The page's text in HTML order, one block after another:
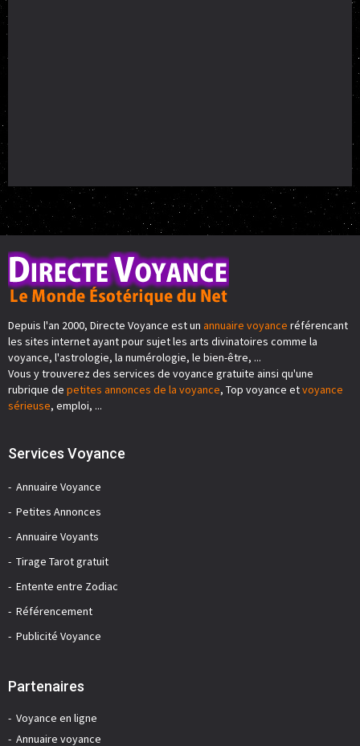
Depuis l'an 2000, Directe Voyance est un annuaire voyance référencant
les sites internet ayant pour sujet les arts divinatoires comme la
voyance, l'astrologie, la numérologie, le bien-être, ...
Vous y trouverez des services de voyance gratuite ainsi qu'une
rubrique de petites annonces de la voyance, Top voyance etvoyance
sérieuse, emploi, ...
Services Voyance
Annuaire Voyance
Petites Annonces
Annuaire Voyants
Tirage Tarot gratuit
Entente entre Zodiac
Référencement
Publicité Voyance
Partenaires
Voyance en ligne
Annuaire voyance